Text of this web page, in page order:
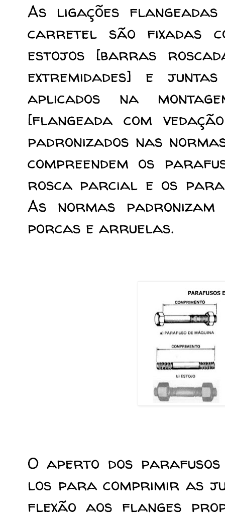
As ligações
carretel são fixadas
estojos [barras
extremidades] e
aplicados na
[flangeada com
padronizados nas
compreendem os
rosca parcial e os
As normas
porcas e arruelas.
O aperto dos
los para comprimir as
flexão aos flanges